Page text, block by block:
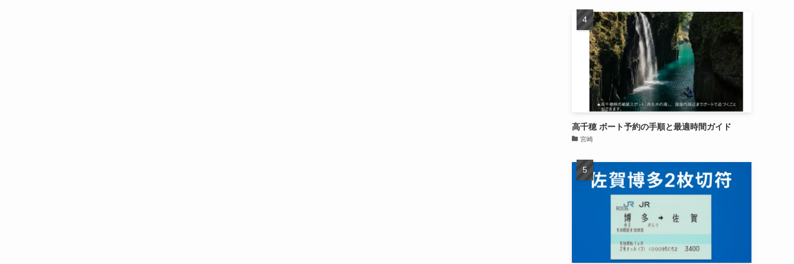
高千穂 ボート予約の手順と最適時間ガイド
宮崎